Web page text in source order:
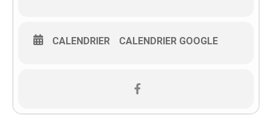
CALENDRIER CALENDRIER GOOGLE